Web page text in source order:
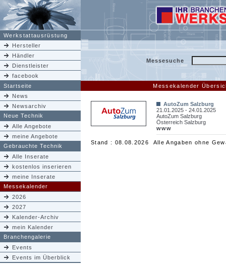
Werkstattausrüstung
Hersteller
Händler
Dienstleister
facebook
Messesuche
Startseite
Messekalender
News
Newsarchiv
Neue Technik
Alle Angebote
meine Angebote
Gebrauchte Technik
Alle Inserate
kostenlos inserieren
meine Inserate
Messekalender
2026
2027
Kalender-Archiv
mein Kalender
Branchengalerie
Events
Events im Überblick
AutoZum Salzburg
21.01.2025 - 24.01.2025
AutoZum Salzburg
Österreich Salzburg
www
Stand : 08.08.2026 Alle Angaben ohne